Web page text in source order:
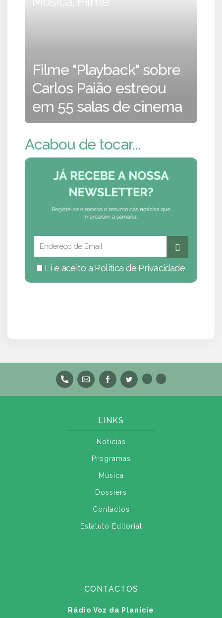
Filme "Playback" sobre
Carlos Paião estreou
em 55 salas de cinema
Acabou de tocar...
Li e aceito a Política de Privacidade
LINKS
Notícias
Programas
Música
Dossiers
Contactos
Estatuto Editorial
CONTACTOS
Rádio Voz da Planície